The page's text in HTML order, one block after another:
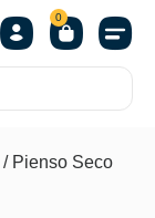
0
/ Pienso Seco